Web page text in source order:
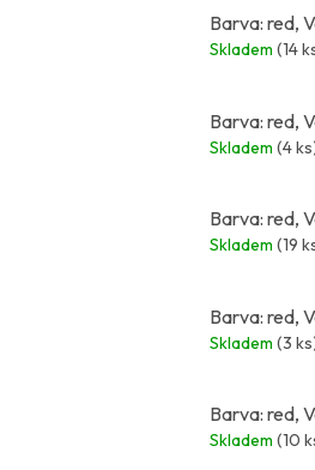
Barva: red,
Skladem (14
Barva: red,
Skladem (4
Barva: red,
Skladem (19
Barva: red,
Skladem (3
Barva: red,
Skladem (10